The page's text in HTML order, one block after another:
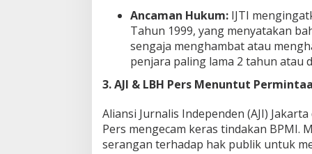
Ancaman Hukum: IJTI
Tahun 1999, yang menyatakan
sengaja menghambat atau
penjara paling lama 2 tahun atau
3. AJI & LBH Pers Menuntut
Aliansi Jurnalis Independen (AJI)
Pers mengecam keras tindakan BPMI.
serangan terhadap hak publik untuk